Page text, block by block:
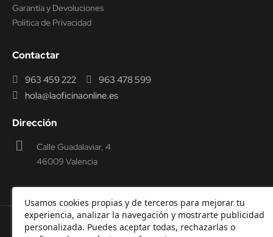
Usamos cookies propias y de terceros para mejorar tu
experiencia, analizar la navegación y mostrarte publicidad
personalizada. Puedes aceptar todas, rechazarlas o
Garantía y Devoluciones
Política de Privacidad
Contactar
963 459 222
963 478 599
hola@laoficinaonline.es
Dirección
Calle Guadalaviar, 4
46009 Valencia
© 2000-2026 Laoficinaonline.SIDEOFFICE, S.L. CIF